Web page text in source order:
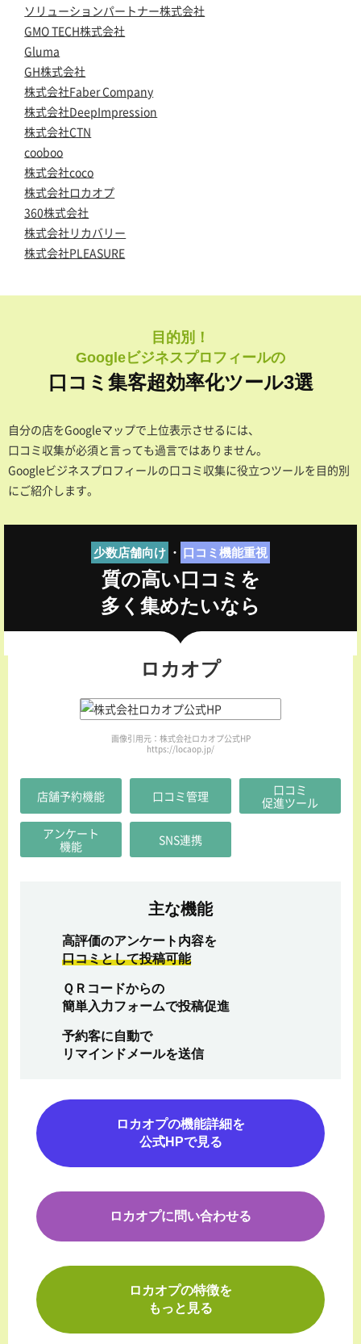
ソリューションパートナー株式会社
GMO TECH株式会社
Gluma
GH株式会社
株式会社Faber Company
株式会社DeepImpression
株式会社CTN
cooboo
株式会社coco
株式会社ロカオプ
360株式会社
株式会社リカバリー
株式会社PLEASURE
目的別！
Googleビジネスプロフィールの
口コミ集客超効率化ツール3選
自分の店をGoogleマップで上位表示させるには、
口コミ収集が必須と言っても過言ではありません。
Googleビジネスプロフィールの口コミ収集に役立つツールを目的別
にご紹介します。
少数店舗向け ・ 口コミ機能重視
質の高い口コミを
多く集めたいなら
ロカオプ
画像引用元：株式会社ロカオプ公式HP
https://locaop.jp/
店舗予約機能 口コミ管理
口コミ
促進ツール
アンケート
機能
SNS連携
主な機能
高評価のアンケート内容を
口コミとして投稿可能
ＱＲコードからの
簡単入力フォームで投稿促進
予約客に自動で
リマインドメールを送信
ロカオプの機能詳細を
公式HPで見る
ロカオプに問い合わせる
ロカオプの特徴を
もっと見る